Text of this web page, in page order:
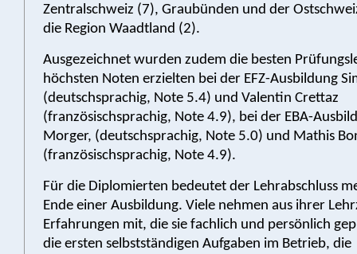
Zentralschweiz (7), Graubünden und der
die Region Waadtland (2).
Ausgezeichnet wurden zudem die besten
höchsten Noten erzielten bei der EFZ-Ausbildung
(deutschsprachig, Note 5.4) und Valentin Crettaz
(französischsprachig, Note 4.9), bei der EBA-
Morger, (deutschsprachig, Note 5.0) und Mathis
(französischsprachig, Note 4.9).
Für die Diplomierten bedeutet der Lehrabschluss
Ende einer Ausbildung. Viele nehmen aus ihrer
Erfahrungen mit, die sie fachlich und persönlich
die ersten selbstständigen Aufgaben im Betrieb, die